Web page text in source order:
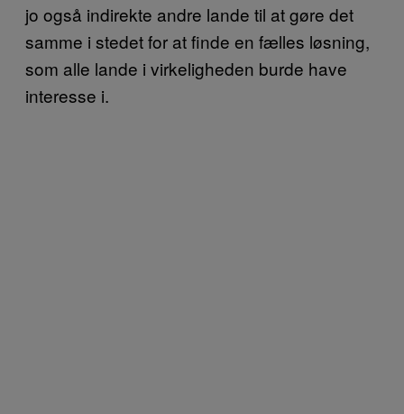
jo også indirekte andre lande til at gøre det
samme i stedet for at finde en fælles løsning,
som alle lande i virkeligheden burde have
interesse i.